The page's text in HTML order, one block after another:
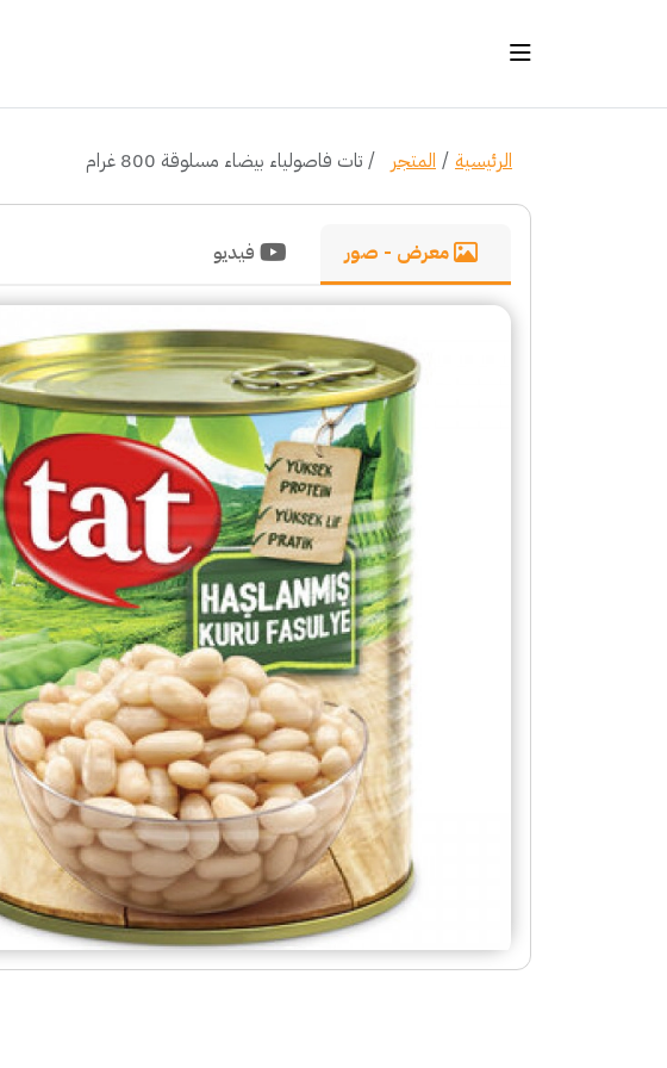
الرئيسية المتجر تات فاصولياء بيضاء مسلوقة 800 غرام
معرض - صور فيديو